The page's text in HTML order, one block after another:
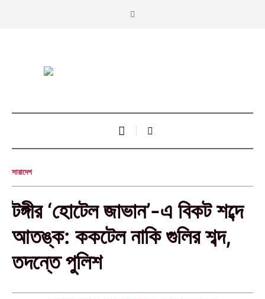
সারাদেশ
টঙ্গীর ‘হোটেল জাভান’-এ বিকট শব্দে
আতঙ্ক: ককটেল নাকি গুলির শব্দ,
তদন্তে পুলিশ